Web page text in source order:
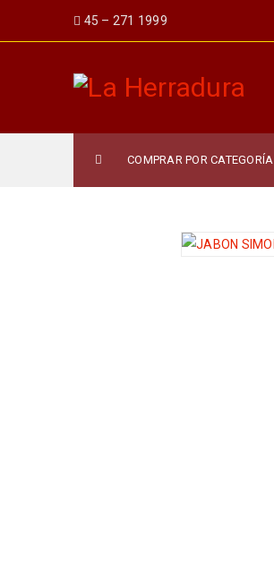
45 – 271 1999
COMPRAR POR CATEGORÍA